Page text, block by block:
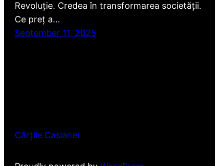
Revoluție. Credea în transformarea societății.
Ce preț a…
September 11, 2025
Cărțile Casianei